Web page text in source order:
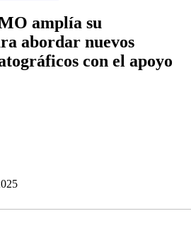
amplía su
abordar nuevos
con el apoyo